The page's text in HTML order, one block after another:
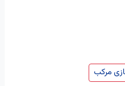
مرکب